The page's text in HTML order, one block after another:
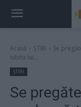
Acasă ȘTIRI
Se
iubita lui...
ȘTIRI
Se